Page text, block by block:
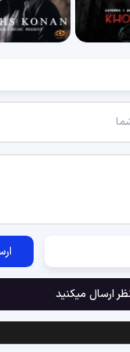
ارسال میکنید